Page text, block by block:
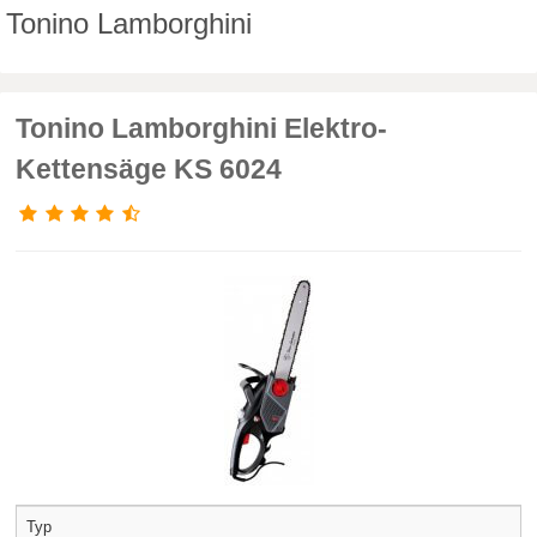
Tonino Lamborghini
Tonino Lamborghini Elektro-
Kettensäge KS 6024
Typ